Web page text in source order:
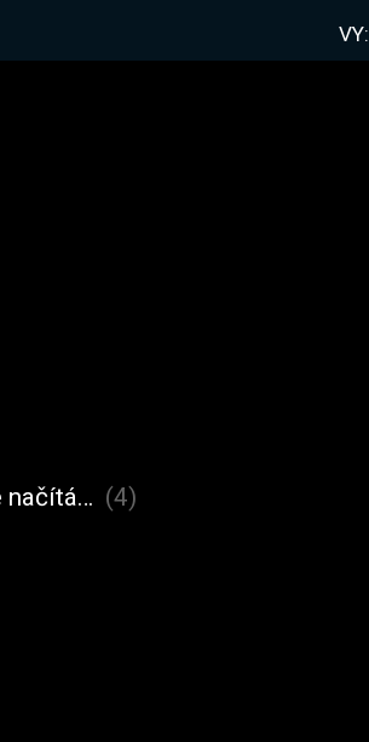
VY:
načítá… (4)